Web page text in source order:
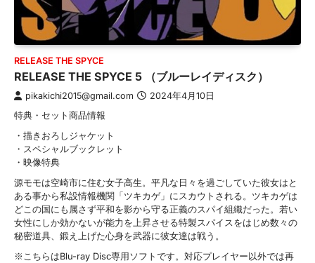
RELEASE THE SPYCE
RELEASE THE SPYCE 5 （ブルーレイディスク）
pikakichi2015@gmail.com 2024年4月10日
特典・セット商品情報
・描きおろしジャケット
・スペシャルブックレット
・映像特典
源モモは空崎市に住む女子高生。平凡な日々を過ごしていた彼女はと
ある事から私設情報機関「ツキカゲ」にスカウトされる。ツキカゲは
どこの国にも属さず平和を影から守る正義のスパイ組織だった。若い
女性にしか効かないが能力を上昇させる特製スパイスをはじめ数々の
秘密道具、鍛え上げた心身を武器に彼女達は戦う。
※こちらはBlu-ray Disc専用ソフトです。対応プレイヤー以外では再